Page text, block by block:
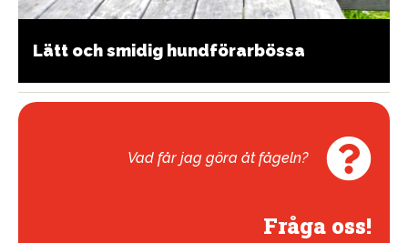
Lätt och smidig hundförarbössa
Vad får jag göra åt fågeln?
Fråga oss!